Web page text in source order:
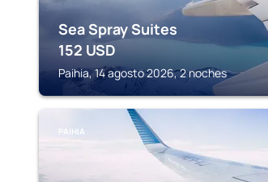
Sea Spray Suites
152 USD
Paihia, 14 agosto 2026, 2 noches
PAIHIA